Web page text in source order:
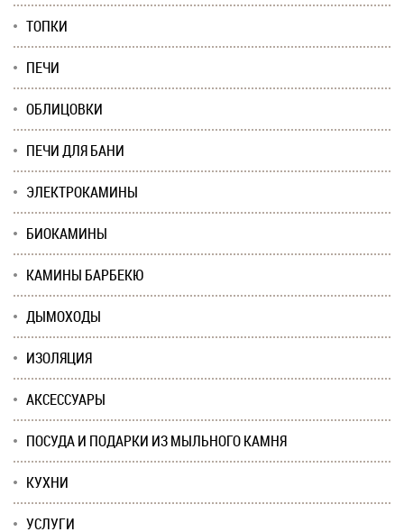
ТОПКИ
ПЕЧИ
ОБЛИЦОВКИ
ПЕЧИ ДЛЯ БАНИ
ЭЛЕКТРОКАМИНЫ
БИОКАМИНЫ
КАМИНЫ БАРБЕКЮ
ДЫМОХОДЫ
ИЗОЛЯЦИЯ
АКСЕССУАРЫ
ПОСУДА И ПОДАРКИ ИЗ МЫЛЬНОГО КАМНЯ
КУХНИ
УСЛУГИ